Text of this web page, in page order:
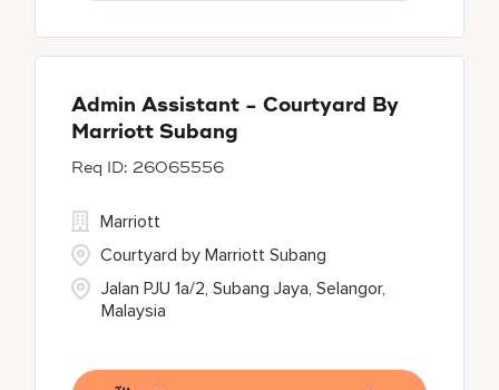
Admin Assistant - Courtyard By
Marriott Subang
26065556
Jalan PJU 1a/2, Subang Jaya, Selangor,
Malaysia
Marriott
Courtyard by Marriott Subang